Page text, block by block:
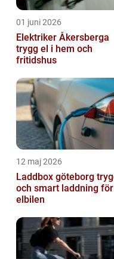
01 juni 2026
Elektriker Åkersberga
trygg el i hem och
fritidshus
12 maj 2026
Laddbox göteborg trygg
och smart laddning för
elbilen